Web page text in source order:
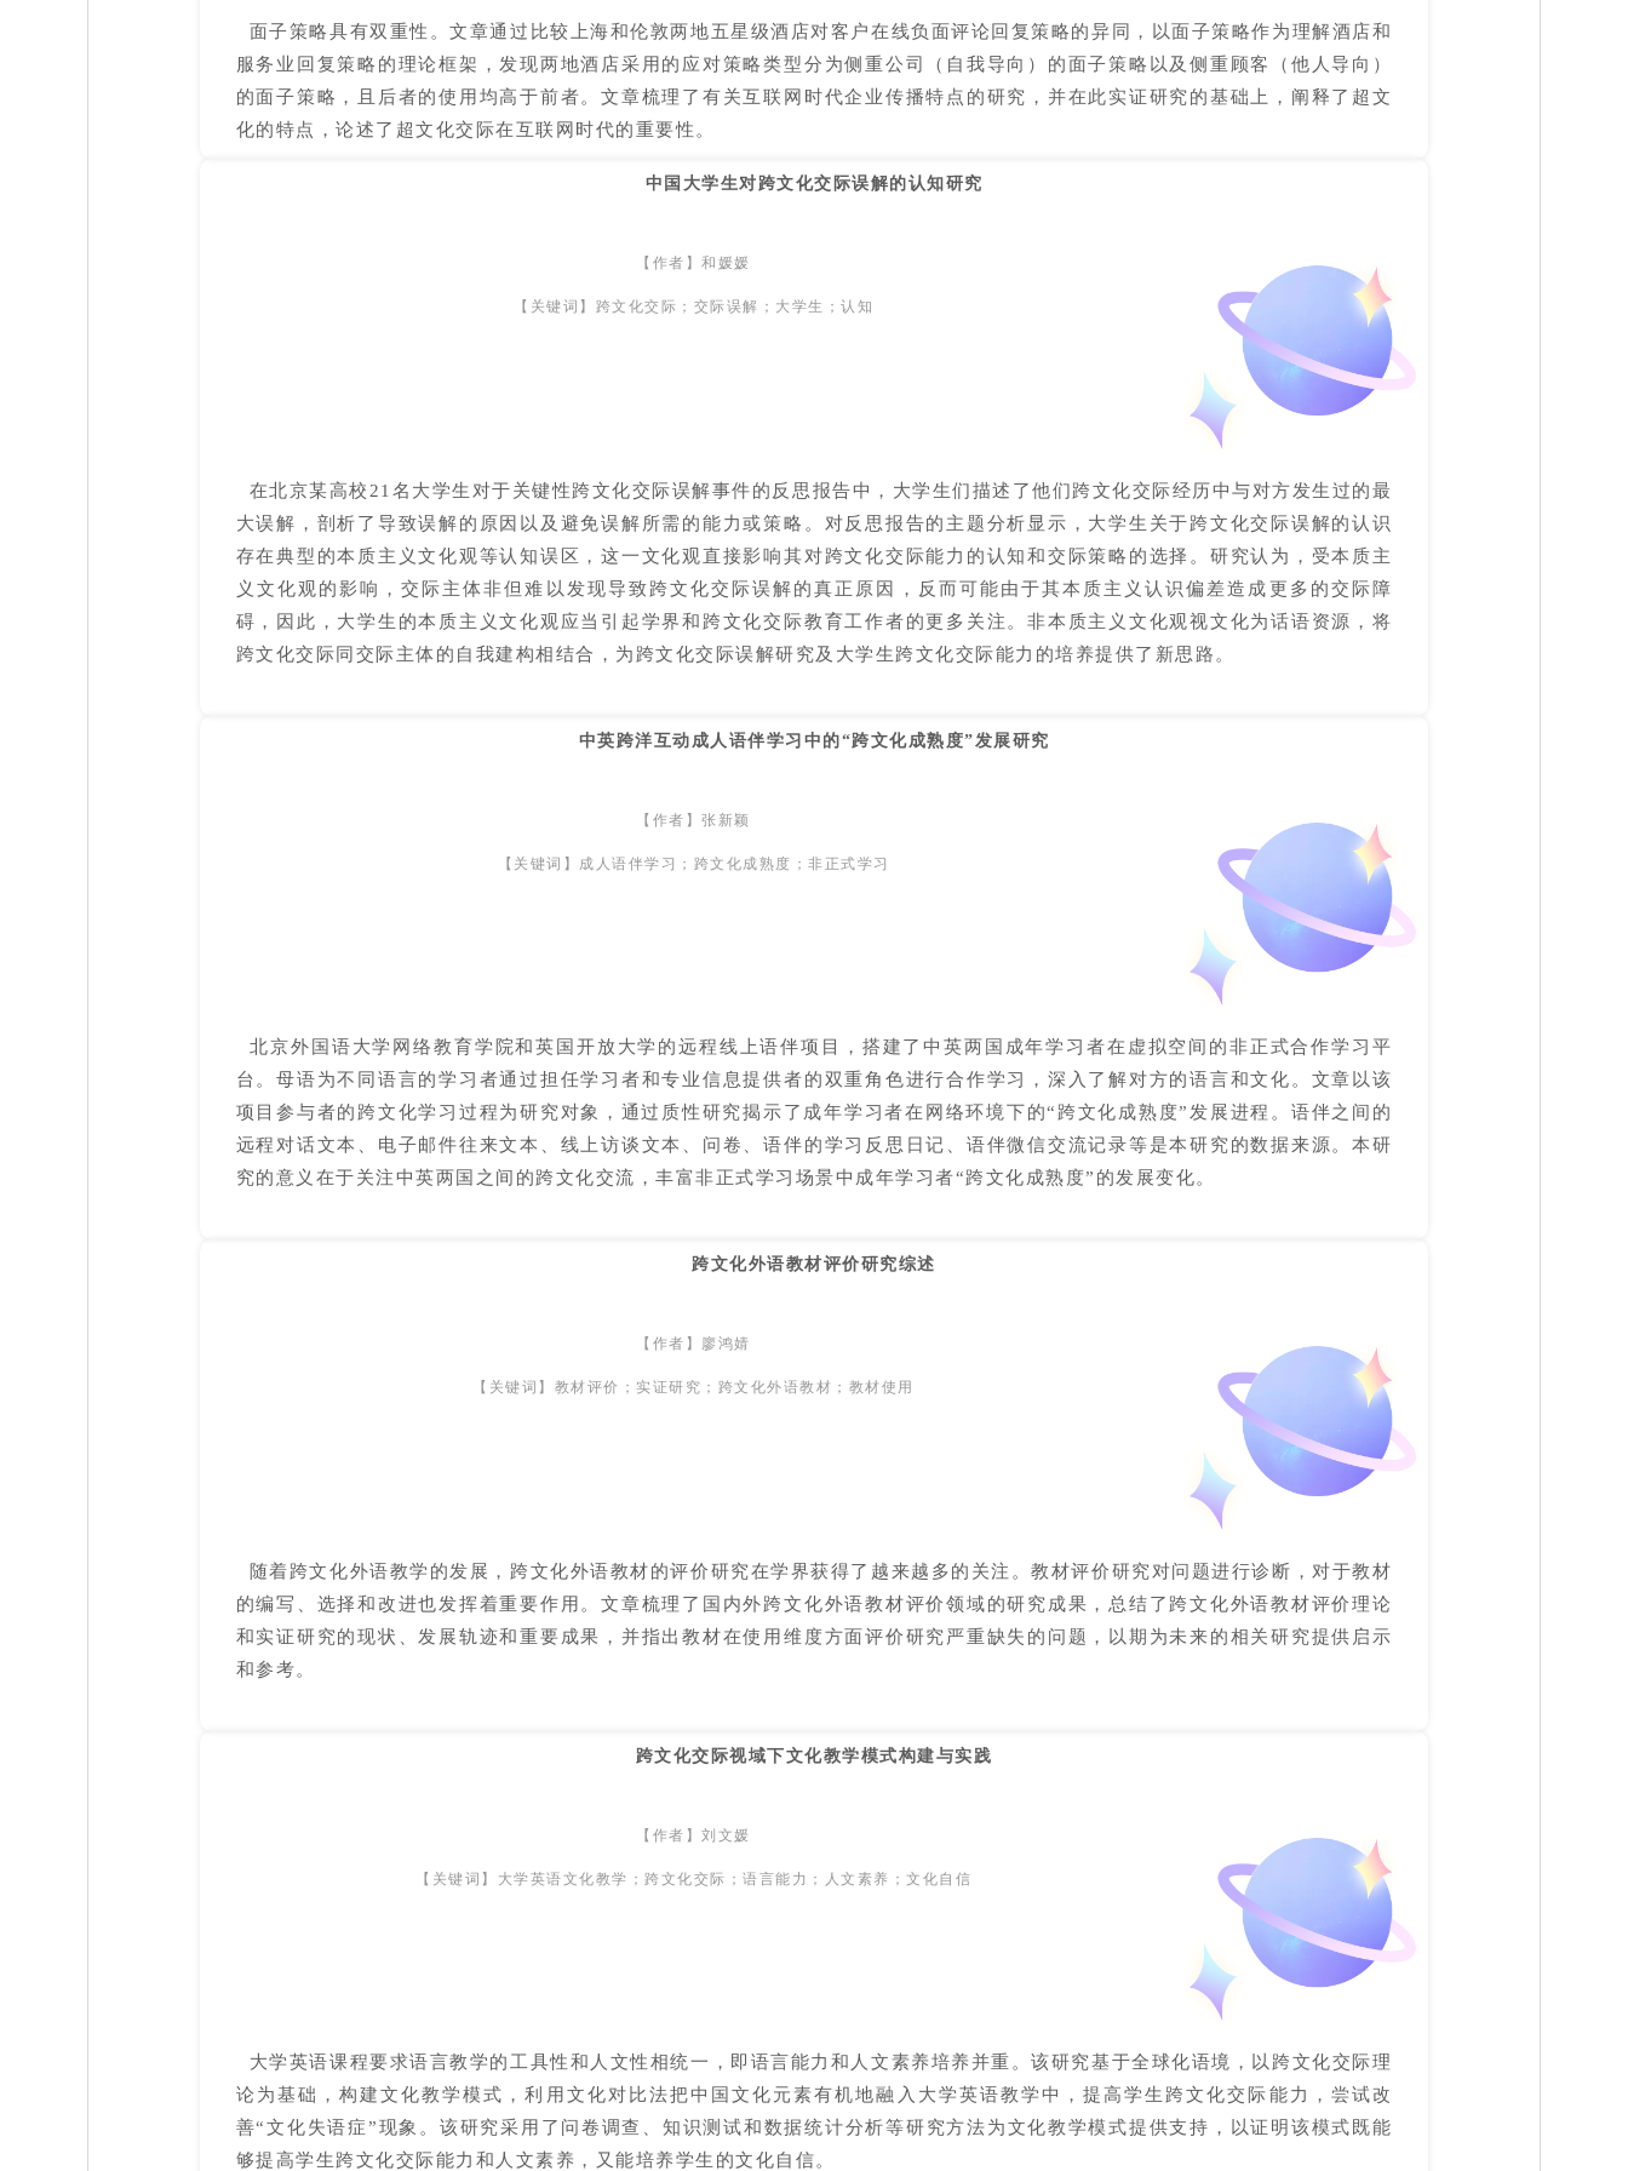
面子策略具有双重性。文章通过比较上海和伦敦两地五星级酒店对客户在线负面评论回复策略的异同，以面子策略作为理解酒店和
服务业回复策略的理论框架，发现两地酒店采用的应对策略类型分为侧重公司（自我导向）的面子策略以及侧重顾客（他人导向）
的面子策略，且后者的使用均高于前者。文章梳理了有关互联网时代企业传播特点的研究，并在此实证研究的基础上，阐释了超文
化的特点，论述了超文化交际在互联网时代的重要性。
中国大学生对跨文化交际误解的认知研究
【作者】和媛媛
【关键词】跨文化交际；交际误解；大学生；认知
在北京某高校21名大学生对于关键性跨文化交际误解事件的反思报告中，大学生们描述了他们跨文化交际经历中与对方发生过的最
大误解，剖析了导致误解的原因以及避免误解所需的能力或策略。对反思报告的主题分析显示，大学生关于跨文化交际误解的认识
存在典型的本质主义文化观等认知误区，这一文化观直接影响其对跨文化交际能力的认知和交际策略的选择。研究认为，受本质主
义文化观的影响，交际主体非但难以发现导致跨文化交际误解的真正原因，反而可能由于其本质主义认识偏差造成更多的交际障
碍，因此，大学生的本质主义文化观应当引起学界和跨文化交际教育工作者的更多关注。非本质主义文化观视文化为话语资源，将
跨文化交际同交际主体的自我建构相结合，为跨文化交际误解研究及大学生跨文化交际能力的培养提供了新思路。
中英跨洋互动成人语伴学习中的“跨文化成熟度”发展研究
【作者】张新颖
【关键词】成人语伴学习；跨文化成熟度；非正式学习
北京外国语大学网络教育学院和英国开放大学的远程线上语伴项目，搭建了中英两国成年学习者在虚拟空间的非正式合作学习平
台。母语为不同语言的学习者通过担任学习者和专业信息提供者的双重角色进行合作学习，深入了解对方的语言和文化。文章以该
项目参与者的跨文化学习过程为研究对象，通过质性研究揭示了成年学习者在网络环境下的“跨文化成熟度”发展进程。语伴之间的
远程对话文本、电子邮件往来文本、线上访谈文本、问卷、语伴的学习反思日记、语伴微信交流记录等是本研究的数据来源。本研
究的意义在于关注中英两国之间的跨文化交流，丰富非正式学习场景中成年学习者“跨文化成熟度”的发展变化。
跨文化外语教材评价研究综述
【作者】廖鸿婧
【关键词】教材评价；实证研究；跨文化外语教材；教材使用
随着跨文化外语教学的发展，跨文化外语教材的评价研究在学界获得了越来越多的关注。教材评价研究对问题进行诊断，对于教材
的编写、选择和改进也发挥着重要作用。文章梳理了国内外跨文化外语教材评价领域的研究成果，总结了跨文化外语教材评价理论
和实证研究的现状、发展轨迹和重要成果，并指出教材在使用维度方面评价研究严重缺失的问题，以期为未来的相关研究提供启示
和参考。
跨文化交际视域下文化教学模式构建与实践
【作者】刘文媛
【关键词】大学英语文化教学；跨文化交际；语言能力；人文素养；文化自信
大学英语课程要求语言教学的工具性和人文性相统一，即语言能力和人文素养培养并重。该研究基于全球化语境，以跨文化交际理
论为基础，构建文化教学模式，利用文化对比法把中国文化元素有机地融入大学英语教学中，提高学生跨文化交际能力，尝试改
善“文化失语症”现象。该研究采用了问卷调查、知识测试和数据统计分析等研究方法为文化教学模式提供支持，以证明该模式既能
够提高学生跨文化交际能力和人文素养，又能培养学生的文化自信。